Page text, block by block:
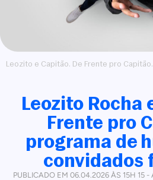
Leozito e Capitão. De Frente pro
Leozito Rocha
Frente pro
programa de
convidados
PUBLICADO EM 06.04.2026 ÀS 15H 15